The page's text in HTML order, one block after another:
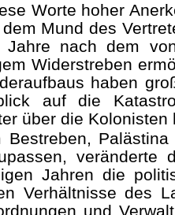
Worte hoher
Mund des
Jahre nach dem
Widerstreben
haben
auf die
über die
Bestreben,
veränderte
Jahren die
Verhältnisse des
und